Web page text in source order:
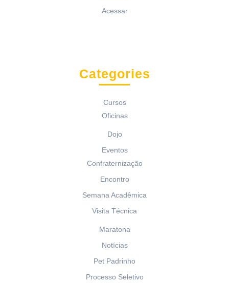
Acessar
Categories
Cursos
Oficinas
Dojo
Eventos
Confraternização
Encontro
Semana Acadêmica
Visita Técnica
Maratona
Notícias
Pet Padrinho
Processo Seletivo